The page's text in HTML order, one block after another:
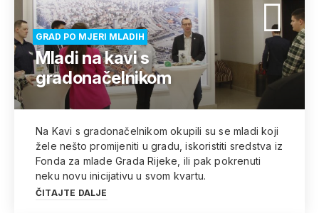
GRAD PO MJERI MLADIH
Mladi na kavi s
gradonačelnikom
Na Kavi s gradonačelnikom okupili su se mladi koji
žele nešto promijeniti u gradu, iskoristiti sredstva iz
Fonda za mlade Grada Rijeke, ili pak pokrenuti
neku novu inicijativu u svom kvartu.
ČITAJTE DALJE